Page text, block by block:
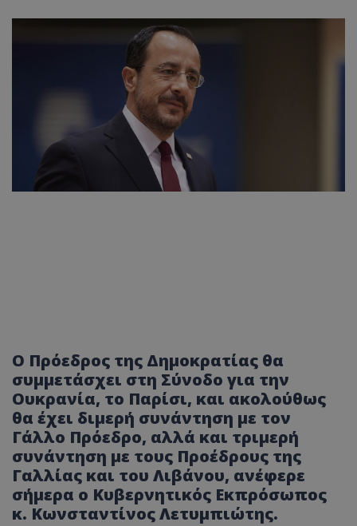
Ο Πρόεδρος της Δημοκρατίας θα
συμμετάσχει στη Σύνοδο για την
Ουκρανία, το Παρίσι, και ακολούθως
θα έχει διμερή συνάντηση με τον
Γάλλο Πρόεδρο, αλλά και τριμερή
συνάντηση με τους Προέδρους της
Γαλλίας και του Λιβάνου, ανέφερε
σήμερα ο Κυβερνητικός Εκπρόσωπος
κ. Κωνσταντίνος Λετυμπιώτης.